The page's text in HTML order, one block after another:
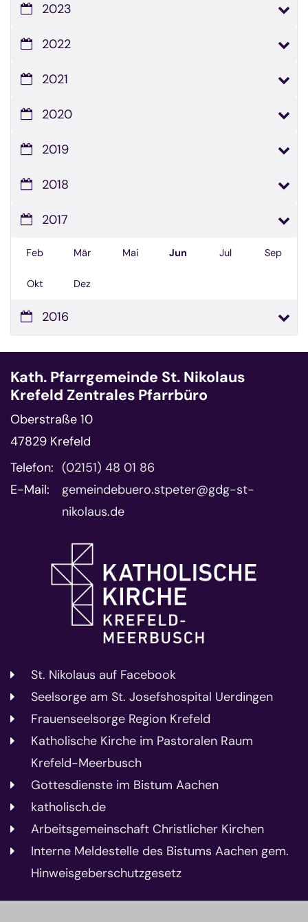
2023
2022
2021
2020
2019
2018
2017
Feb Mär Mai Jun Jul Sep
Okt Dez
2016
Kath. Pfarrgemeinde St. Nikolaus
Krefeld Zentrales Pfarrbüro
Oberstraße 10
47829 Krefeld
Telefon: (02151) 48 01 86
E-Mail:
gemeindebuero.stpeter@gdg-st-
nikolaus.de
St. Nikolaus auf Facebook
Seelsorge am St. Josefshospital Uerdingen
Frauenseelsorge Region Krefeld
Katholische Kirche im Pastoralen Raum
Krefeld-Meerbusch
Gottesdienste im Bistum Aachen
katholisch.de
Arbeitsgemeinschaft Christlicher Kirchen
Interne Meldestelle des Bistums Aachen gem.
Hinweisgeberschutzgesetz